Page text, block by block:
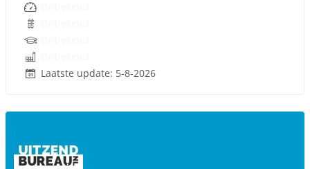
Laatste update: 5-8-2026